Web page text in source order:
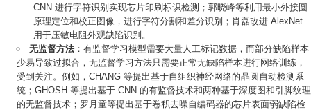
CNN 进行字符识别实现芯片印刷标识检测；郭晓峰等利用最小外接圆
原理定位和校正图像，进行字符分割和差分识别；肖磊改进 AlexNet
用于压敏电阻外观缺陷识别。
无监督方法 ：有监督学习模型需要大量人工标记数据，而部分缺陷样本
少易导致过拟合，无监督学习方法只需要正常无缺陷样本进行网络训练，
受到关注。例如，CHANG 等提出基于自组织神经网络的晶圆自动检测系
统；GHOSH 等提出基于 CNN 的有监督技术和两种基于深度图和引脚纹理
的无监督技术；罗月童等提出基于卷积去噪自编码器的芯片表面弱缺陷检